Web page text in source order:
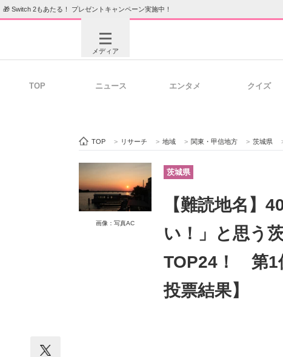
🎁 Switch 2もあたる！ プレゼントキャンペーン実施中！
メディア
ビジネスと働き方のヒント
ITエンジニア向け専門サイト 企業向けIT製品
モノづくり技術者専門サイト エレクトロニク
TOP ニュース エンタメ クイズ
TOP > リサーチ > 地域 > 関東・甲信地方 > 茨城県
画像：写真AC
茨城県
【難読地名】
い！」と思う
TOP24！ 第1
投票結果】